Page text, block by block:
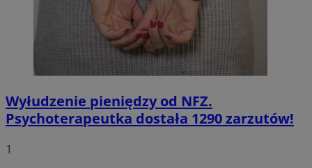
Wyłudzenie pieniędzy od NFZ.
Psychoterapeutka dostała 1290 zarzutów!
1